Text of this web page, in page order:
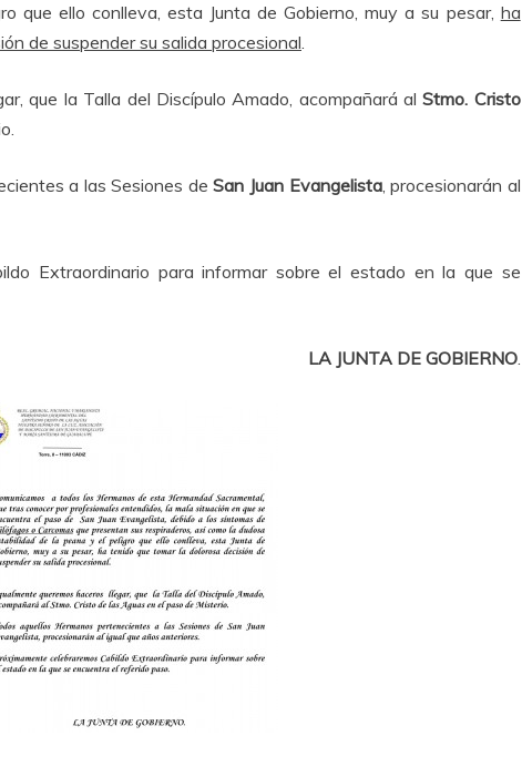
que ello conlleva, esta Junta de Gobierno, muy a su pesar, ha
de suspender su salida procesional.
que la Talla del Discípulo Amado, acompañará alStmo. Cristo
a las Sesiones deSan Juan Evangelista, procesionarán al
Extraordinario para informar sobre el estado en la que se
LA JUNTA DE GOBIERNO.